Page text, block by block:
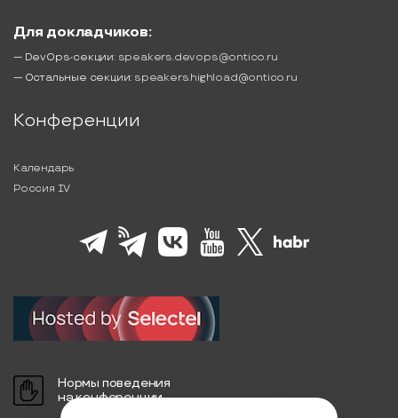
Для докладчиков:
— DevOps-секции: speakers.devops@ontico.ru
— Остальные секции: speakers.highload@ontico.ru
Конференции
Календарь
Россия IV
Нормы поведения
на конференции